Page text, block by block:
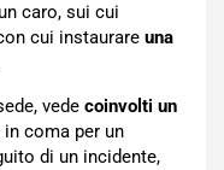
caro, sui cui
cui instaurare una
vede coinvolti un
in coma per un
di un incidente,